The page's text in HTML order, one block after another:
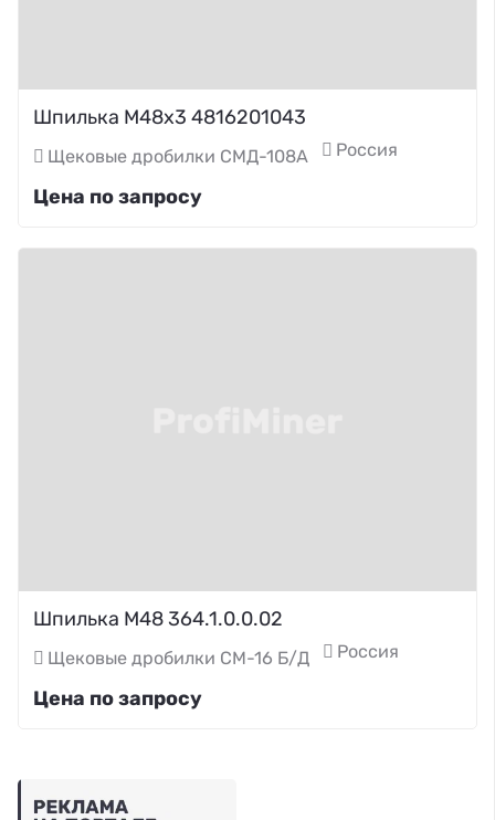
Шпилька М48х3 4816201043
Щековые дробилки СМД-108А Россия
Цена по запросу
Шпилька М48 364.1.0.0.02
Щековые дробилки СМ-16 Б/Д Россия
Цена по запросу